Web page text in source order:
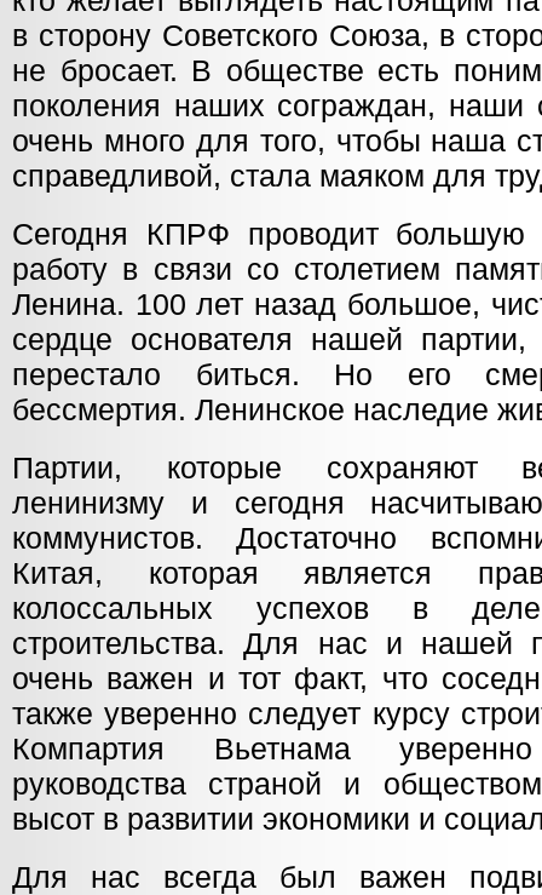
в сторону Советского Союза, в
не бросает. В обществе есть
поколения наших сограждан,
очень много для того, чтобы наша
справедливой, стала маяком для
Сегодня КПРФ проводит большую
работу в связи со столетием
Ленина. 100 лет назад большое,
сердце основателя нашей партии,
перестало биться. Но его
бессмертия. Ленинское наследие
Партии, которые сохраняют
ленинизму и сегодня
коммунистов. Достаточно
Китая, которая является
колоссальных успехов в деле
строительства. Для нас и нашей
очень важен и тот факт, что
также уверенно следует курсу
Компартия Вьетнама
руководства страной и
высот в развитии экономики и
Для нас всегда был важен